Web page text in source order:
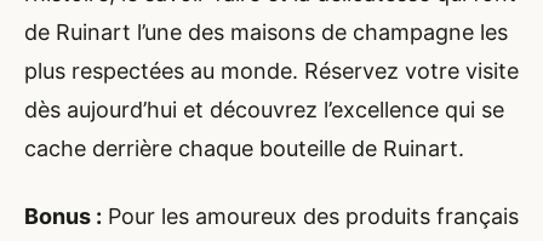
de Ruinart l’une des maisons de champagne les
plus respectées au monde. Réservez votre visite
dès aujourd’hui et découvrez l’excellence qui se
cache derrière chaque bouteille de Ruinart.
Bonus : Pour les amoureux des produits français